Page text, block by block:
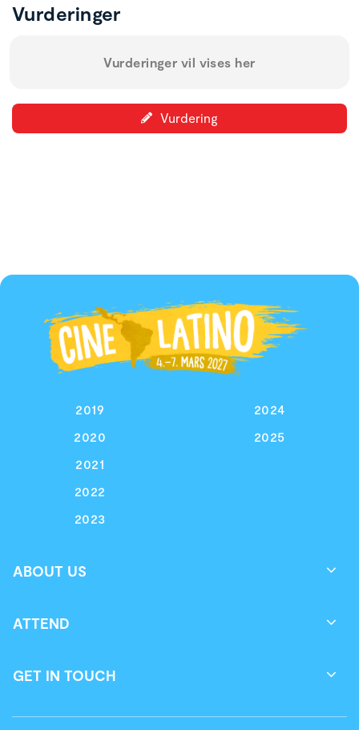
Vurderinger
Vurderinger vil vises her
Vurdering
2019
2020
2021
2022
2023
2024
2025
ABOUT US
ATTEND
GET IN TOUCH